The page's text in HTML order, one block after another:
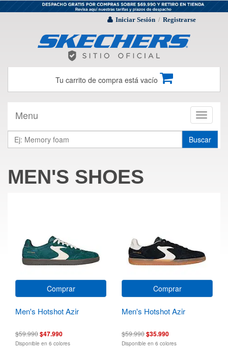
Iniciar Sesión / Registrarse
Tu carrito de compra está vacío
Toggle
Menu
Buscar
MEN'S SHOES
Comprar
Men's Hotshot Azir
$59.990$47.990
Disponible en 6 colores
Comprar
Men's Hotshot Azir
$59.990$35.990
Disponible en 6 colores